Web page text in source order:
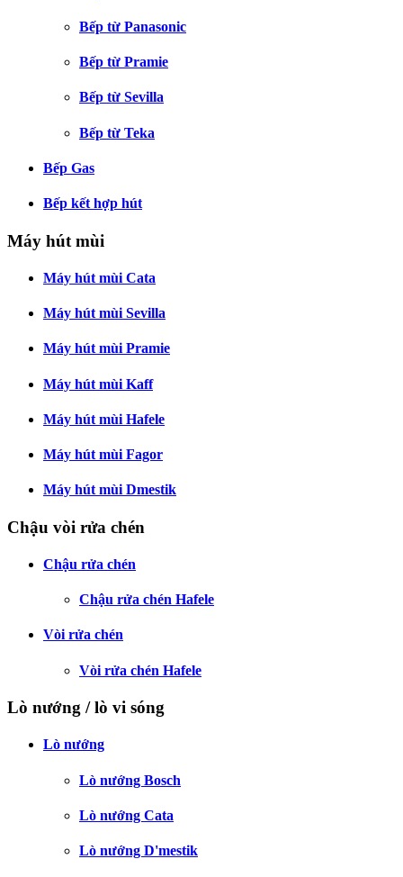
Bếp từ Panasonic
Bếp từ Pramie
Bếp từ Sevilla
Bếp từ Teka
Bếp Gas
Bếp kết hợp hút
Máy hút mùi
Máy hút mùi Cata
Máy hút mùi Sevilla
Máy hút mùi Pramie
Máy hút mùi Kaff
Máy hút mùi Hafele
Máy hút mùi Fagor
Máy hút mùi Dmestik
Chậu vòi rửa chén
Chậu rửa chén
Chậu rửa chén Hafele
Vòi rửa chén
Vòi rửa chén Hafele
Lò nướng / lò vi sóng
Lò nướng
Lò nướng Bosch
Lò nướng Cata
Lò nướng D'mestik